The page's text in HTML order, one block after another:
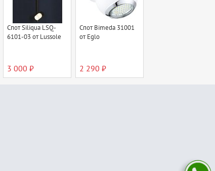
Спот Siliqua LSQ-
6101-03 от Lussole
3 000 ₽
Спот Bimeda 31001
от Eglo
2 290 ₽